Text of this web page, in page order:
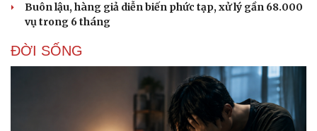
Buôn lậu, hàng giả diễn biến phức tạp, xử lý gần 68.000
vụ trong 6 tháng
ĐỜI SỐNG